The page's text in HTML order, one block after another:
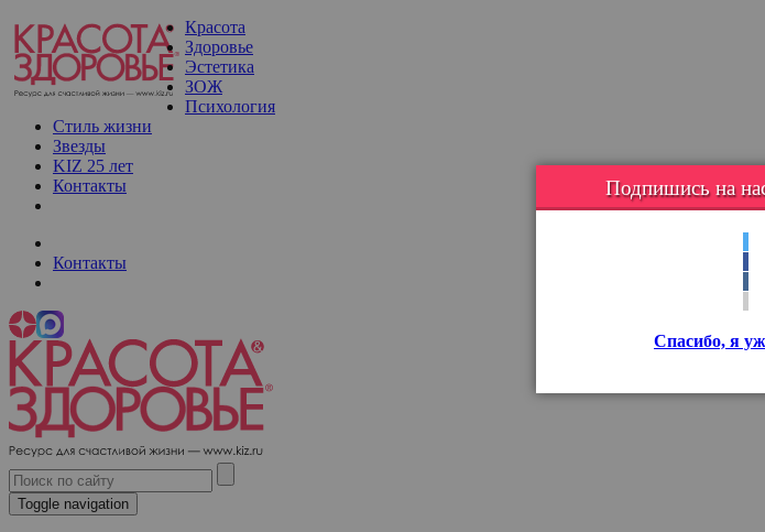
Красота
Здоровье
Эстетика
ЗОЖ
Психология
Стиль жизни
Звезды
KIZ 25 лет
Контакты
Контакты
Toggle navigation
Подпишись на
Спасибо, я